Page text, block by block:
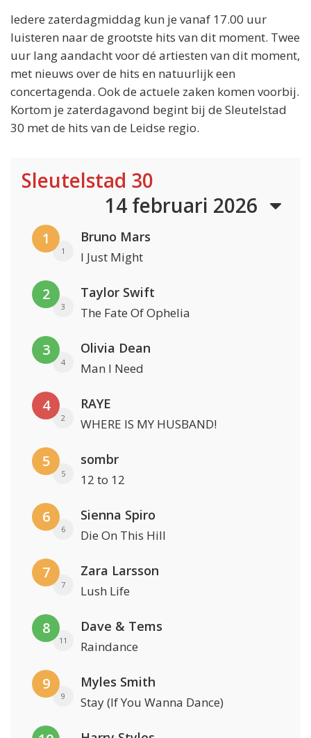
Iedere zaterdagmiddag kun je vanaf 17.00 uur
luisteren naar de grootste hits van dit moment. Twee
uur lang aandacht voor dé artiesten van dit moment,
met nieuws over de hits en natuurlijk een
concertagenda. Ook de actuele zaken komen voorbij.
Kortom je zaterdagavond begint bij de Sleutelstad
30 met de hits van de Leidse regio.
Sleutelstad 30
14 februari 2026
1
1
Bruno Mars
I Just Might
2
3
Taylor Swift
The Fate Of Ophelia
3
4
Olivia Dean
Man I Need
4
2
RAYE
WHERE IS MY HUSBAND!
5
5
sombr
12 to 12
6
6
Sienna Spiro
Die On This Hill
7
7
Zara Larsson
Lush Life
8
11
Dave & Tems
Raindance
9
9
Myles Smith
Stay (If You Wanna Dance)